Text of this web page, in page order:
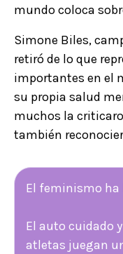
mundo coloca
Simone Biles,
retiró de lo que
importantes en el
su propia salud
muchos la
también
El feminismo ha
El auto cuidado
atletas juegan